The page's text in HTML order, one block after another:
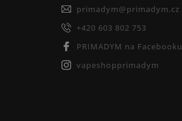
primadym@primadym.cz
+420 603 802 753
PRIMADYM na Facebooku
vapeshopprimadym